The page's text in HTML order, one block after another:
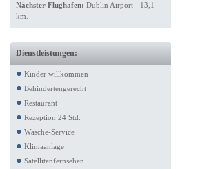
Nächster Flughafen: Dublin Airport - 13,1
km.
Dienstleistungen:
Kinder willkommen
Behindertengerecht
Restaurant
Rezeption 24 Std.
Wäsche-Service
Klimaanlage
Satellitenfernsehen